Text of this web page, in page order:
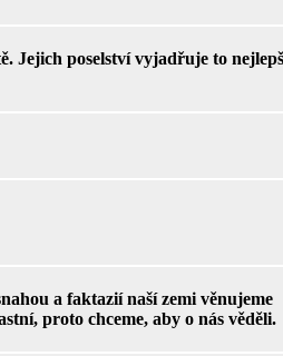
Jejich poselství vyjadřuje to
a faktazií naší zemi věnujeme
proto chceme, aby o nás věděli.